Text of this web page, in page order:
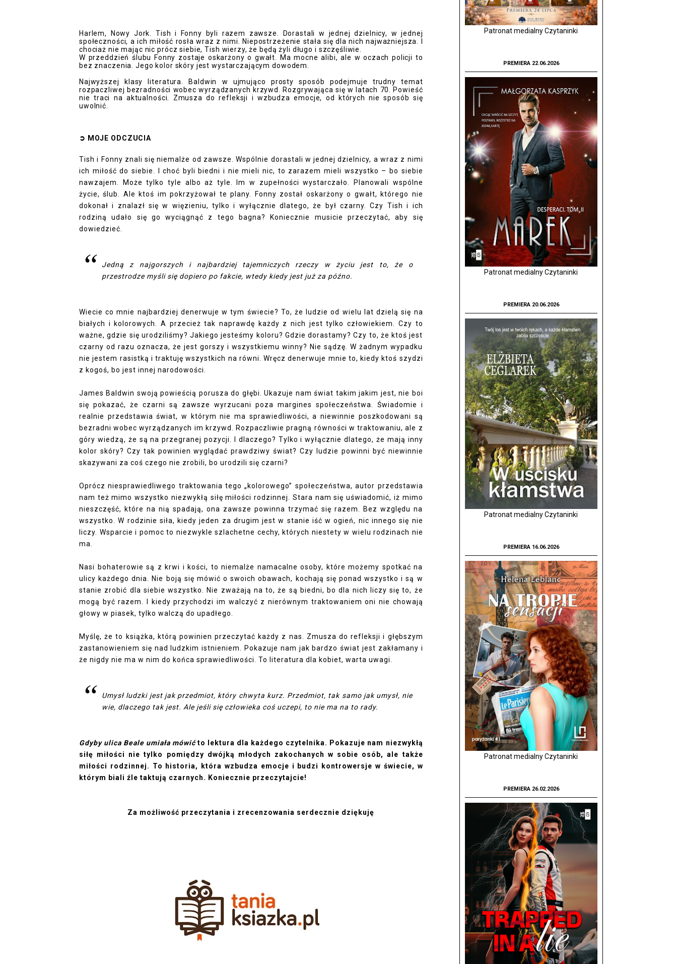
Harlem, Nowy Jork. Tish i Fonny byli razem zawsze. Dorastali w jednej dzielnicy, w jednej
społeczności, a ich miłość rosła wraz z nimi. Niepostrzeżenie stała się dla nich najważniejsza. I
chociaż nie mając nic prócz siebie, Tish wierzy, że będą żyli długo i szczęśliwie.
W przeddzień ślubu Fonny zostaje oskarżony o gwałt. Ma mocne alibi, ale w oczach policji to
bez znaczenia. Jego kolor skóry jest wystarczającym dowodem.
Najwyższej klasy literatura. Baldwin w ujmująco prosty sposób podejmuje trudny temat
rozpaczliwej bezradności wobec wyrządzanych krzywd. Rozgrywająca się w latach 70. Powieść
nie traci na aktualności. Zmusza do refleksji i wzbudza emocje, od których nie sposób się
uwolnić.
➲ MOJE ODCZUCIA
Tish i Fonny znali się niemalże od zawsze. Wspólnie dorastali w jednej dzielnicy, a wraz z nimi
ich miłość do siebie. I choć byli biedni i nie mieli nic, to zarazem mieli wszystko – bo siebie
nawzajem. Może tylko tyle albo aż tyle. Im w zupełności wystarczało. Planowali wspólne
życie, ślub. Ale ktoś im pokrzyżował te plany. Fonny został oskarżony o gwałt, którego nie
dokonał i znalazł się w więzieniu, tylko i wyłącznie dlatego, że był czarny. Czy Tish i ich
rodziną udało się go wyciągnąć z tego bagna? Koniecznie musicie przeczytać, aby się
dowiedzieć.
Jedną z najgorszych i najbardziej tajemniczych rzeczy w życiu jest to, że o
przestrodze myśli się dopiero po fakcie, wtedy kiedy jest już za późno.
Wiecie co mnie najbardziej denerwuje w tym świecie? To, że ludzie od wielu lat dzielą się na
białych i kolorowych. A przecież tak naprawdę każdy z nich jest tylko człowiekiem. Czy to
ważne, gdzie się urodziliśmy? Jakiego jesteśmy koloru? Gdzie dorastamy? Czy to, że ktoś jest
czarny od razu oznacza, że jest gorszy i wszystkiemu winny? Nie sądzę. W żadnym wypadku
nie jestem rasistką i traktuję wszystkich na równi. Wręcz denerwuje mnie to, kiedy ktoś szydzi
z kogoś, bo jest innej narodowości.
James Baldwin swoją powieścią porusza do głębi. Ukazuje nam świat takim jakim jest, nie boi
się pokazać, że czarni są zawsze wyrzucani poza margines społeczeństwa. Świadomie i
realnie przedstawia świat, w którym nie ma sprawiedliwości, a niewinnie poszkodowani są
bezradni wobec wyrządzanych im krzywd. Rozpaczliwie pragną równości w traktowaniu, ale z
góry wiedzą, że są na przegranej pozycji. I dlaczego? Tylko i wyłącznie dlatego, że mają inny
kolor skóry? Czy tak powinien wyglądać prawdziwy świat? Czy ludzie powinni być niewinnie
skazywani za coś czego nie zrobili, bo urodzili się czarni?
Oprócz niesprawiedliwego traktowania tego „kolorowego” społeczeństwa, autor przedstawia
nam też mimo wszystko niezwykłą siłę miłości rodzinnej. Stara nam się uświadomić, iż mimo
nieszczęść, które na nią spadają, ona zawsze powinna trzymać się razem. Bez względu na
wszystko. W rodzinie siła, kiedy jeden za drugim jest w stanie iść w ogień, nic innego się nie
liczy. Wsparcie i pomoc to niezwykle szlachetne cechy, których niestety w wielu rodzinach nie
ma.
Nasi bohaterowie są z krwi i kości, to niemalże namacalne osoby, które możemy spotkać na
ulicy każdego dnia. Nie boją się mówić o swoich obawach, kochają się ponad wszystko i są w
stanie zrobić dla siebie wszystko. Nie zważają na to, że są biedni, bo dla nich liczy się to, że
mogą być razem. I kiedy przychodzi im walczyć z nierównym traktowaniem oni nie chowają
głowy w piasek, tylko walczą do upadłego.
Myślę, że to książka, którą powinien przeczytać każdy z nas. Zmusza do refleksji i głębszym
zastanowieniem się nad ludzkim istnieniem. Pokazuje nam jak bardzo świat jest zakłamany i
że nigdy nie ma w nim do końca sprawiedliwości. To
literatura dla kobiet, warta uwagi.
Umysł ludzki jest jak przedmiot, który chwyta kurz. Przedmiot, tak samo jak umysł, nie
wie, dlaczego tak jest. Ale jeśli się człowieka coś uczepi, to nie ma na to rady.
Gdyby ulica Beale umiała mówićto lektura dla każdego czytelnika. Pokazuje nam niezwykłą
siłę miłości nie tylko pomiędzy dwójką młodych zakochanych w sobie osób, ale także
miłości rodzinnej. To historia, która wzbudza emocje i budzi kontrowersje w świecie, w
którym biali źle taktują czarnych. Koniecznie przeczytajcie!
Za możliwość przeczytania i zrecenzowania serdecznie dziękuję
Patronat medialny Czytaninki
PREMIERA 22.06.2026
Patronat medialny Czytaninki
PREMIERA 20.06.2026
Patronat medialny Czytaninki
PREMIERA 16.06.2026
Patronat medialny Czytaninki
PREMIERA 26.02.2026